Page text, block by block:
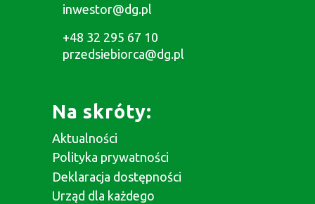
inwestor@dg.pl
+48 32 295 67 10
przedsiebiorca@dg.pl
Na skróty:
Aktualności
Polityka prywatności
Deklaracja dostępności
Urząd dla każdego